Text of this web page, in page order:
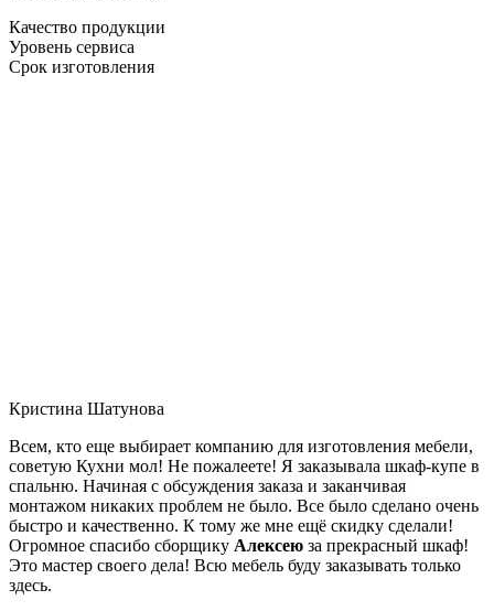
Качество продукции
Уровень сервиса
Срок изготовления
Кристина Шатунова
Всем, кто еще выбирает компанию для изготовления мебели,
советую Кухни мол! Не пожалеете! Я заказывала шкаф-купе в
спальню. Начиная с обсуждения заказа и заканчивая
монтажом никаких проблем не было. Все было сделано очень
быстро и качественно. К тому же мне ещё скидку сделали!
Огромное спасибо сборщику Алексею за прекрасный шкаф!
Это мастер своего дела! Всю мебель буду заказывать только
здесь.